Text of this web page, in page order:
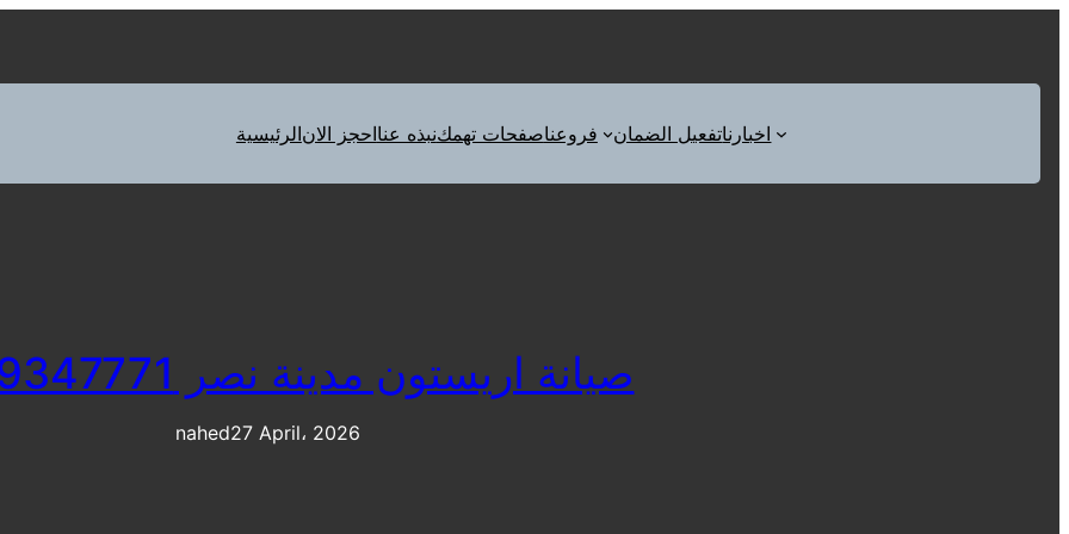
الرئيسيةاحجز الاننبذه عناصفحات تهمكفروعنا تفعيل الضماناخبارنا
صيانة اريستون مدينة نصر 01129347771
nahed27 April، 2026